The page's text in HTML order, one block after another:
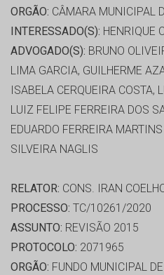
ORGÃO: CÂMARA MUNICIPAL
INTERESSADO(S): HENRIQUE
ADVOGADO(S): BRUNO
LIMA GARCIA, GUILHERME
ISABELA CERQUEIRA COSTA,
LUIZ FELIPE FERREIRA DOS
EDUARDO FERREIRA
SILVEIRA NAGLIS
RELATOR: CONS. IRAN
PROCESSO: TC/10261/2020
ASSUNTO: REVISÃO 2015
PROTOCOLO: 2071965
ORGÃO: FUNDO MUNICIPAL